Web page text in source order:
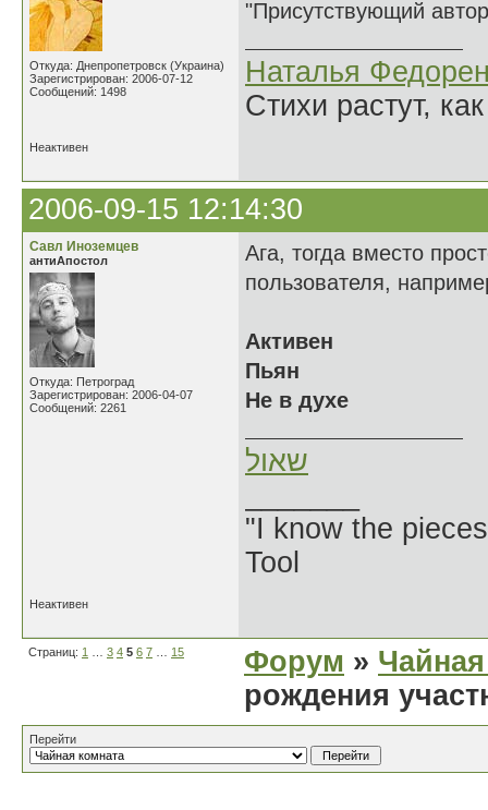
Откуда: Днепропетровск (Украина)
Зарегистрирован: 2006-07-12
Сообщений: 1498
"Присутствующий
Наталья
Стихи растут,
Неактивен
2006-09-15 12:14:30
Савл Иноземцев
антиАпостол
Откуда: Петроград
Зарегистрирован: 2006-04-07
Сообщений: 2261
Ага, тогда вместо
пользователя,
Активен
Пьян
Не в духе
שאול
"I know the
Tool
Неактивен
Страниц: 1 3 4 5 6 7 15 Форум »
рождения
Перейти